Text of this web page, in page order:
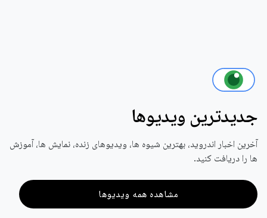
جدیدترین ویدیوها
آخرین اخبار اندروید، بهترین شیوه ها، ویدیوهای زنده، نمایش ها، آموزش
ها را دریافت کنید.
مشاهده همه ویدیوها